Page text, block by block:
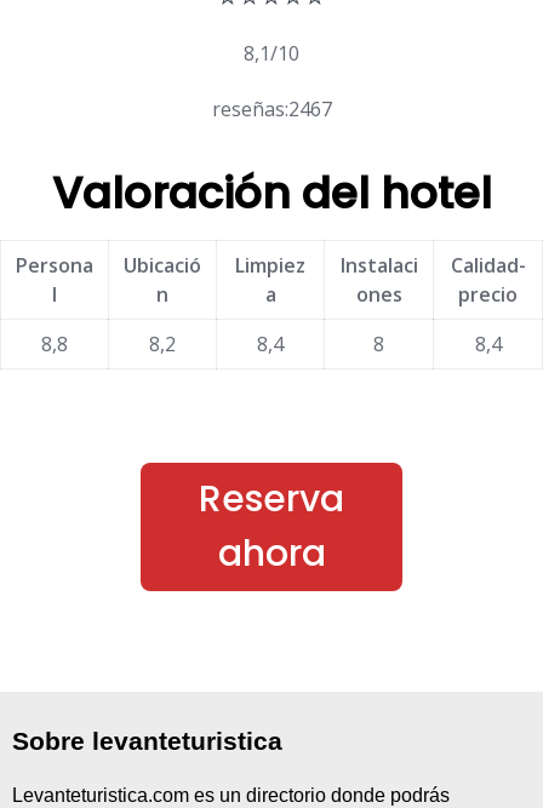
8,1/10
reseñas:2467
Valoración del hotel
Persona
l
Ubicació
n
Limpiez
a
Instalaci
ones
Calidad-
precio
8,8
8,2 8,4 8 8,4
Reserva
ahora
Sobre levanteturistica
Levanteturistica.com es un directorio donde podrás